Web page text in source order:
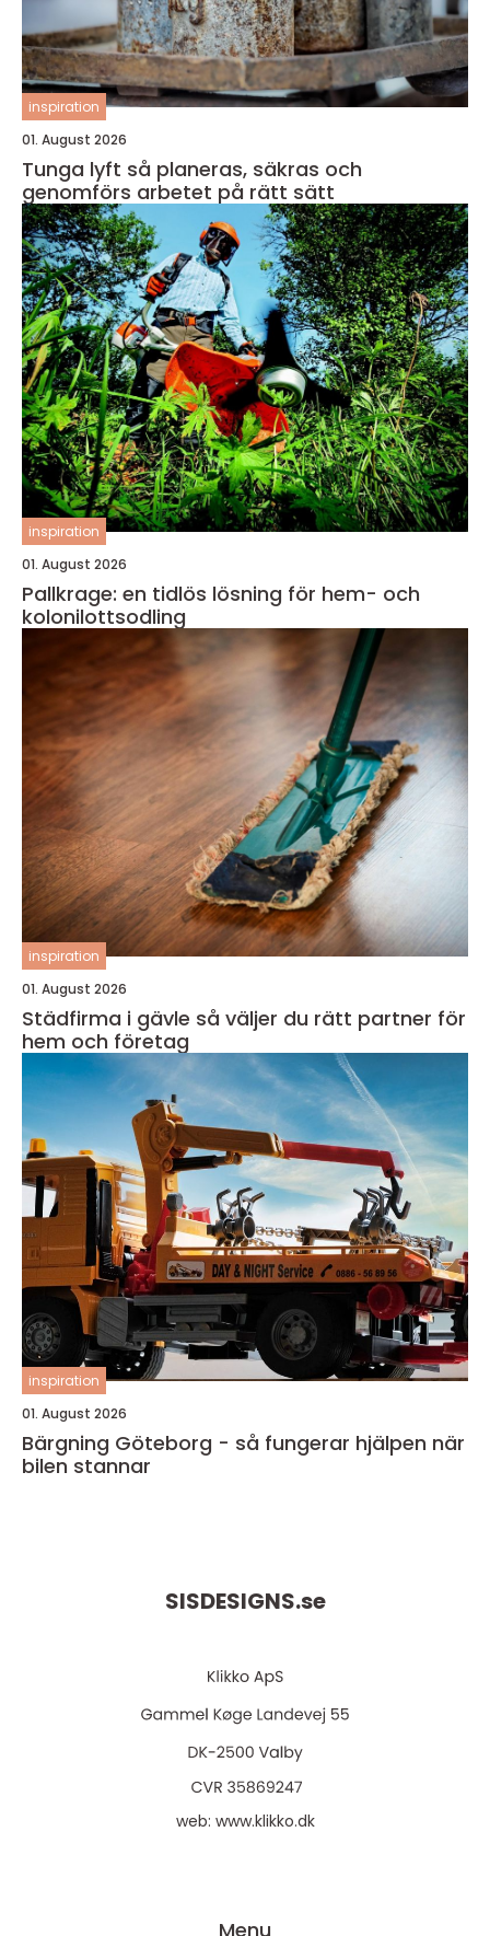
inspiration
01. August 2026
Tunga lyft så planeras, säkras och
genomförs arbetet på rätt sätt
inspiration
01. August 2026
Pallkrage: en tidlös lösning för hem- och
kolonilottsodling
inspiration
01. August 2026
Städfirma i gävle så väljer du rätt partner för
hem och företag
inspiration
01. August 2026
Bärgning Göteborg - så fungerar hjälpen när
bilen stannar
SISDESIGNS.se
web: www.klikko.dk
Menu